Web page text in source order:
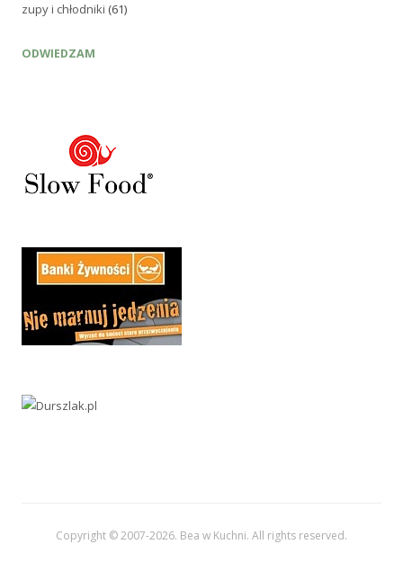
zupy i chłodniki (61)
ODWIEDZAM
Copyright © 2007-2026. Bea w Kuchni. All rights reserved.